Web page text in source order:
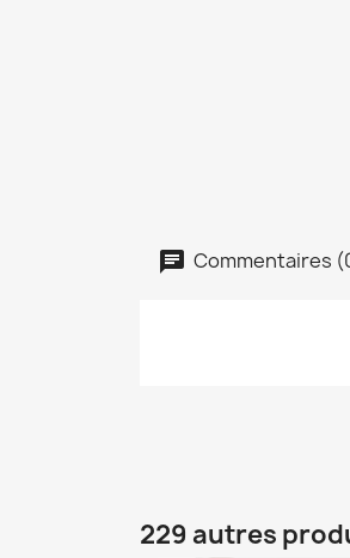
Commentaires
229 autres